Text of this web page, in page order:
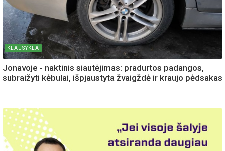
KLAUSYKLA
Jonavoje - naktinis siautėjimas: pradurtos padangos,
subraižyti kėbulai, išpjaustyta žvaigždė ir kraujo pėdsakas